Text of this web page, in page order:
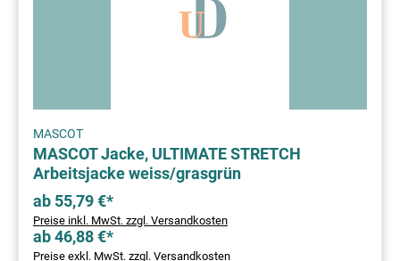
MASCOT
MASCOT Jacke, ULTIMATE STRETCH
Arbeitsjacke weiss/grasgrün
ab 55,79 €*
Preise inkl. MwSt. zzgl. Versandkosten
ab 46,88 €*
Preise exkl. MwSt. zzgl. Versandkosten